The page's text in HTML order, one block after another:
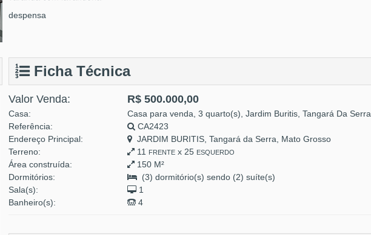
despensa
Ficha Técnica
Valor Venda: R$ 500.000,00
Casa:
Casa para venda, 3 quarto(s), Jardim Buritis, Tangará Da Serra
Referência:
CA2423
Endereço Principal:
JARDIM BURITIS, Tangará da Serra, Mato Grosso
Terreno:
11 FRENTE x 25 ESQUERDO
Área construída:
150 M²
Dormitórios:
(3) dormitório(s) sendo (2) suíte(s)
Sala(s):
1
Banheiro(s):
4